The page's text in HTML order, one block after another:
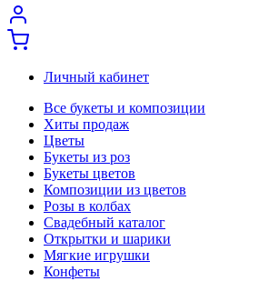
Личный кабинет
Все букеты и композиции
Хиты продаж
Цветы
Букеты из роз
Букеты цветов
Композиции из цветов
Розы в колбах
Свадебный каталог
Открытки и шарики
Мягкие игрушки
Конфеты